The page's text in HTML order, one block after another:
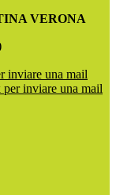
VERONA
inviare una mail
inviare una mail